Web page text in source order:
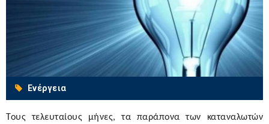
Ενέργεια
Τους τελευταίους μήνες, τα παράπονα των καταναλωτών